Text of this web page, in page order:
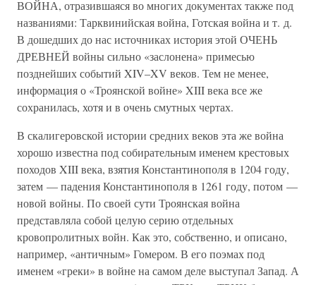
ВОЙНА, отразившаяся во многих документах также под
названиями: Тарквинийская война, Готская война и т. д.
В дошедших до нас источниках история этой ОЧЕНЬ
ДРЕВНЕЙ войны сильно «заслонена» примесью
позднейших событий XIV–XV веков. Тем не менее,
информация о «Троянской войне» XIII века все же
сохранилась, хотя и в очень смутных чертах.
В скалигеровской истории средних веков эта же война
хорошо известна под собирательным именем крестовых
походов XIII века, взятия Константинополя в 1204 году,
затем — падения Константинополя в 1261 году, потом —
новой войны. По своей сути Троянская война
представляла собой целую серию отдельных
кровопролитных войн. Как это, собственно, и описано,
например, «античным» Гомером. В его поэмах под
именем «греки» в войне на самом деле выступал Запад. А